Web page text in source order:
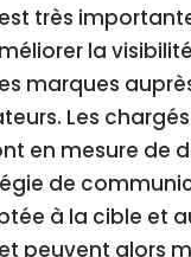
très
la
marques
Les
en mesure de
de
à la cible et
peuvent alors